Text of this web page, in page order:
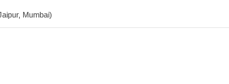
Mumbai)